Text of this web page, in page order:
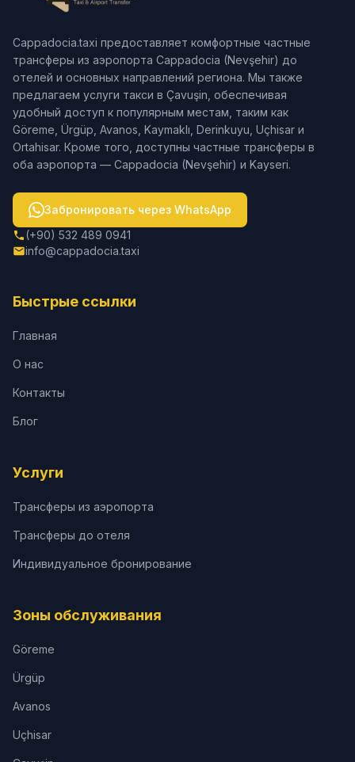
Cappadocia.taxi предоставляет комфортные частные
трансферы из аэропорта Cappadocia (Nevşehir) до
отелей и основных направлений региона. Мы также
предлагаем услуги такси в Çavuşin, обеспечивая
удобный доступ к популярным местам, таким как
Göreme, Ürgüp, Avanos, Kaymaklı, Derinkuyu, Uçhisar и
Ortahisar. Кроме того, доступны частные трансферы в
оба аэропорта — Cappadocia (Nevşehir) и Kayseri.
Забронировать через WhatsApp
(+90) 532 489 0941
info@cappadocia.taxi
Быстрые ссылки
Главная
О нас
Контакты
Блог
Услуги
Трансферы из аэропорта
Трансферы до отеля
Индивидуальное бронирование
Зоны обслуживания
Göreme
Ürgüp
Avanos
Uçhisar